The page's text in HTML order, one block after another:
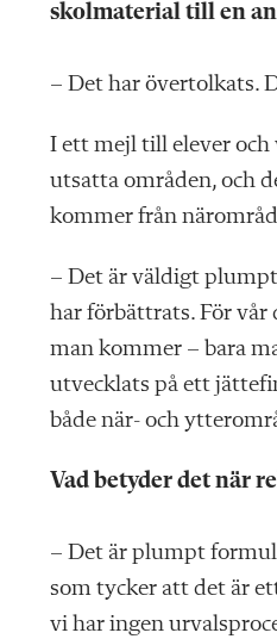
skolmaterial till en
– Det har övertolkats.
I ett mejl till elever och
utsatta områden, och
kommer från
– Det är väldigt
har förbättrats. För
man kommer – bara
utvecklats på ett
både när- och
Vad betyder det när
– Det är plumpt
som tycker att det är
vi har ingen